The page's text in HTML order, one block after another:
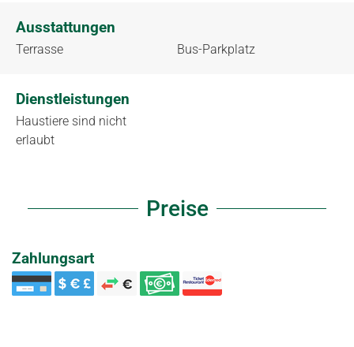
Ausstattungen
Terrasse Bus-Parkplatz
Dienstleistungen
Haustiere sind nicht
erlaubt
Preise
Zahlungsart